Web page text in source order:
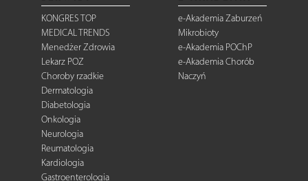
KONGRES TOP
MEDICAL TRENDS
Menedżer Zdrowia
Lekarz POZ
Choroby rzadkie
Dermatologia
Diabetologia
Onkologia
Neurologia
Reumatologia
Kardiologia
Gastroenterologia
e-Akademia Zaburzeń
Mikrobioty
e-Akademia POChP
e-Akademia Chorób
Naczyń